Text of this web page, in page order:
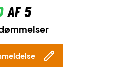
af 5